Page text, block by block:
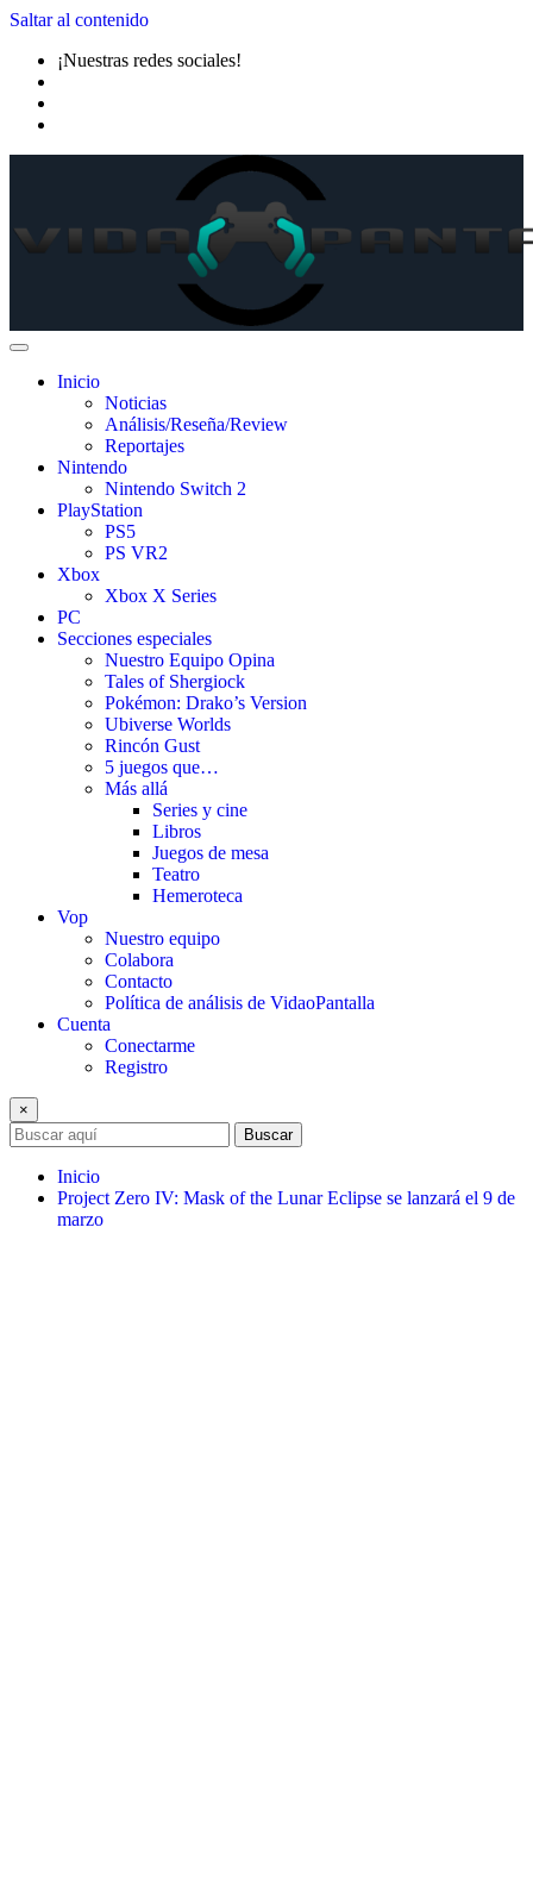
Saltar al contenido
¡Nuestras redes sociales!
Inicio
Noticias
Análisis/Reseña/Review
Reportajes
Nintendo
Nintendo Switch 2
PlayStation
PS5
PS VR2
Xbox
Xbox X Series
PC
Secciones especiales
Nuestro Equipo Opina
Tales of Shergiock
Pokémon: Drako’s Version
Ubiverse Worlds
Rincón Gust
5 juegos que…
Más allá
Series y cine
Libros
Juegos de mesa
Teatro
Hemeroteca
Vop
Nuestro equipo
Colabora
Contacto
Política de análisis de VidaoPantalla
Cuenta
Conectarme
Registro
×
Buscar
Inicio
Project Zero IV: Mask of the Lunar Eclipse se lanzará el 9 de
marzo